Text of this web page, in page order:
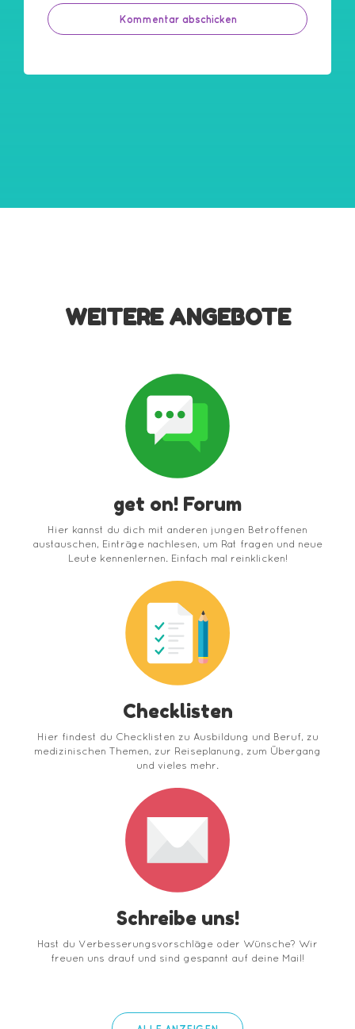
WEITERE ANGEBOTE
get on! Forum
Hier kannst du dich mit anderen jungen Betroffenen
austauschen, Einträge nachlesen, um Rat fragen und neue
Leute kennenlernen. Einfach mal reinklicken!
Checklisten
Hier findest du Checklisten zu Ausbildung und Beruf, zu
medizinischen Themen, zur Reiseplanung, zum Übergang
und vieles mehr.
Schreibe uns!
Hast du Verbesserungsvorschläge oder Wünsche? Wir
freuen uns drauf und sind gespannt auf deine Mail!